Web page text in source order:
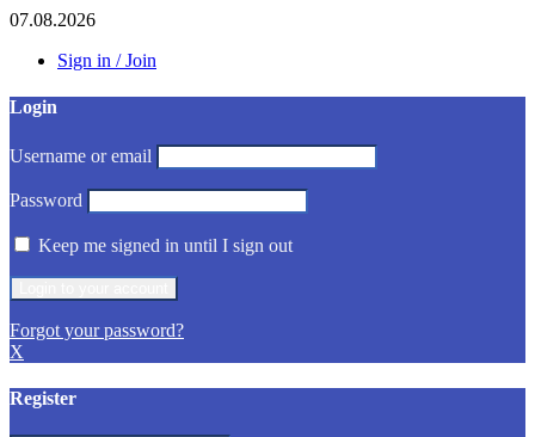
07.08.2026
Sign in / Join
Login
Username or email
Password
Keep me signed in until I sign out
Forgot your password?
X
Register